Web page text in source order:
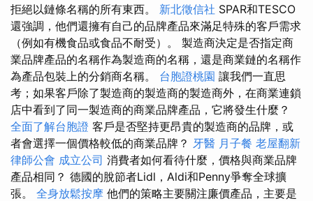
拒絕以鏈條名稱的所有東西。 新北徵信社 SPAR和TESCO
還強調，他們還擁有自己的品牌產品來滿足特殊的客戶需求
（例如有機食品或食品不耐受）。 製造商決定是否指定商
業品牌產品的名稱作為製造商的名稱，還是商業鏈的名稱作
為產品包裝上的分銷商名稱。 台胞證桃園 讓我們一直思
考；如果客戶除了製造商的製造商的製造商外，在商業連鎖
店中看到了同一製造商的商業品牌產品，它將發生什麼？
全面了解台胞證 客戶是否堅持更昂貴的製造商的品牌，或
者會選擇一個價格較低的商業品牌？ 牙醫 月子餐 老屋翻新
律師公會 成立公司 消費者如何看待什麼，價格與商業品牌
產品相同？ 德國的脫節者Lidl，Aldi和Penny爭奪全球擴
張。 全身放鬆按摩 他們的策略主要關注廉價產品，主要是